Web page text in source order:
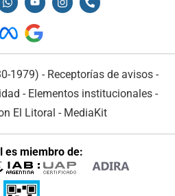
1979) - Receptorías de avisos -
- Elementos institucionales -
El Litoral - MediaKit
es miembro de: